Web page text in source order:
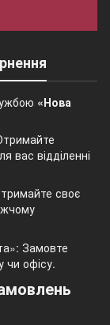
«Нова
вас відділенні
своє
Замовте
чи офісу.